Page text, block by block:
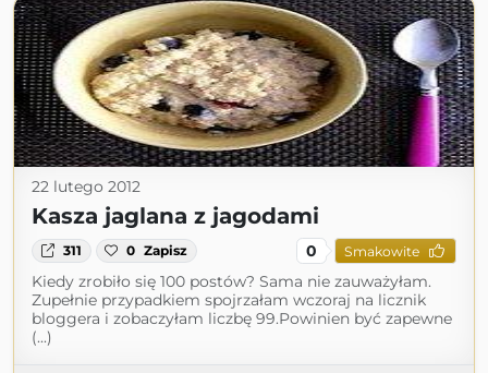
22 lutego 2012
Kasza jaglana z jagodami
311 0 Zapisz 0 Smakowite
Kiedy zrobiło się 100 postów? Sama nie zauważyłam.
Zupełnie przypadkiem spojrzałam wczoraj na licznik
bloggera i zobaczyłam liczbę 99.Powinien być zapewne
(...)